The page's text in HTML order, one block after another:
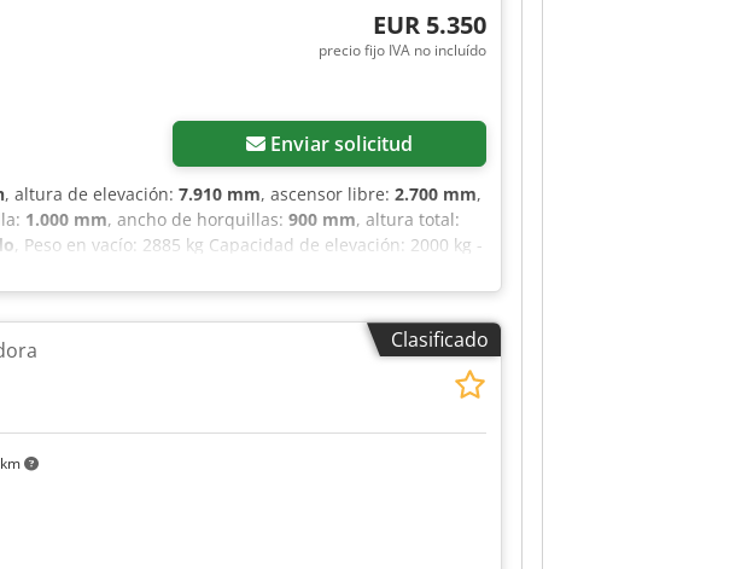
EUR 5.350
precio fijo IVA no incluído
Enviar solicitud
, altura de elevación: 7.910 mm, ascensor libre: 2.700 mm,
1.000 mm, ancho de horquillas: 900 mm, altura total:
, Peso en vacío: 2885 kg Capacidad de elevación: 2000 kg -
CE: No - Número de serie: 516215D01272 -
7908 mm - Altura de paso: 3200 mm - Elevación
horquillas: 900 mm - Ancho mínimo de las horquillas:
Opciones: Neumáticos no marcantes, elevación libre -
Tipo: 05 EPZS 0625SC - Año de fabricación de la batería:
- Longitud de la bandeja [mm]: 1030 - Ancho de la
2092 mm x 1138 mm x 3200 mm (largo x ancho x
financiera IVA: El precio indicado no incluye el IVA.
de vehículos usados disponibles en cualquier
Clasificado